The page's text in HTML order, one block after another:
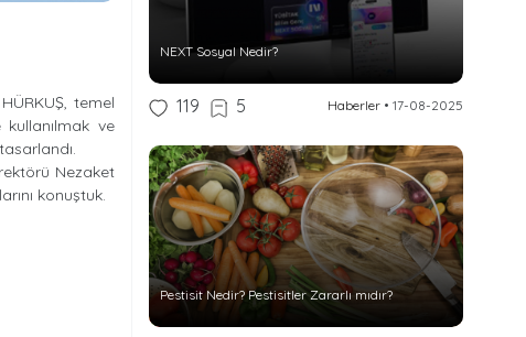
temel
ve
Nezaket
konuştuk.
NEXT Sosyal Nedir?
119 5 Haberler• 17-08-2025
Pestisit Nedir? Pestisitler Zararlı mıdır?